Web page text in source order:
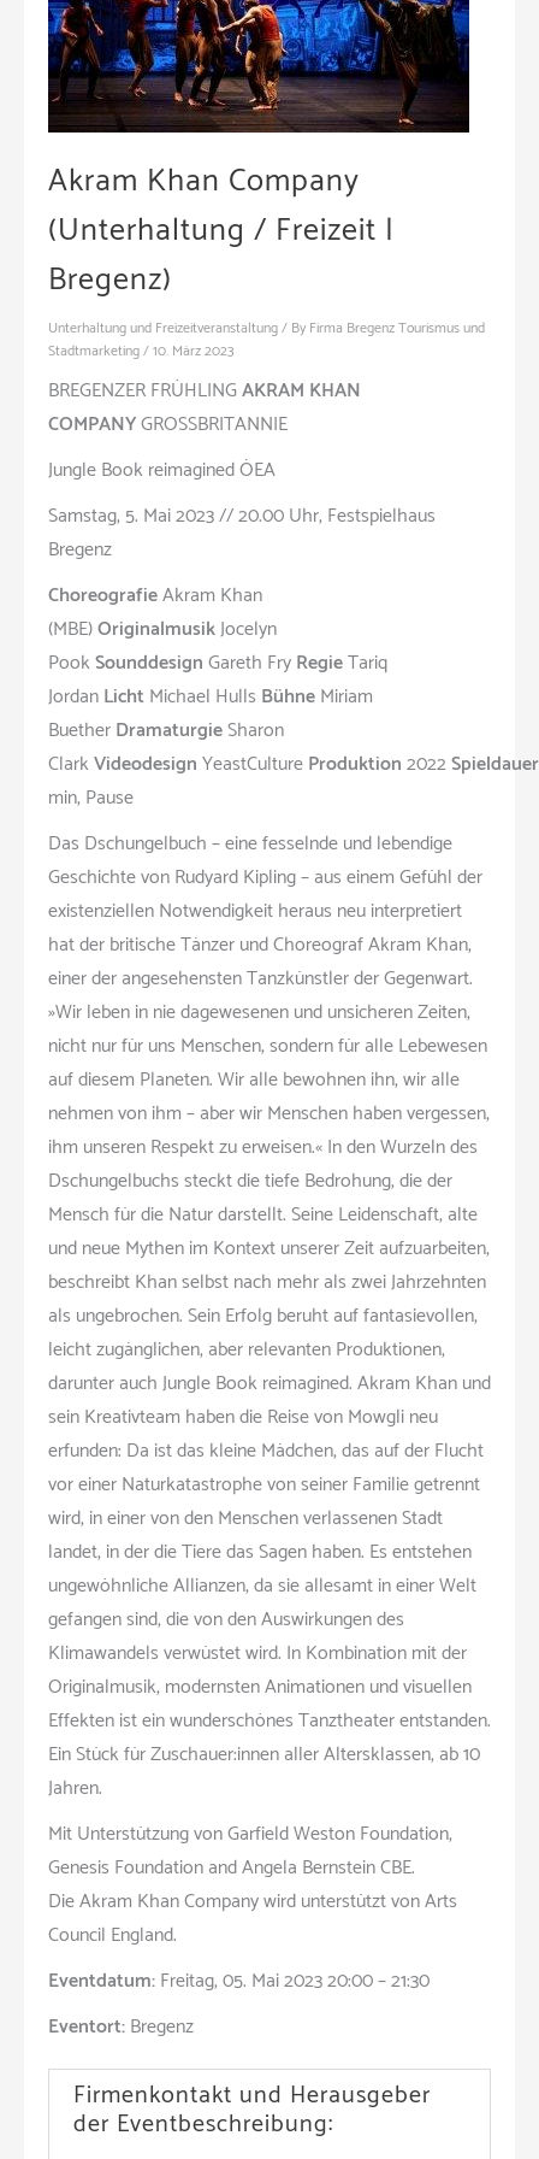
Akram Khan Company
(Unterhaltung / Freizeit |
Bregenz)
Unterhaltung und Freizeitveranstaltung/ By Firma Bregenz Tourismus und
Stadtmarketing/10. März 2023
BREGENZER FRÜHLINGAKRAM KHAN
COMPANYGROSSBRITANNIE
Jungle Book reimaginedÖEA
Samstag, 5. Mai 2023 // 20.00 Uhr, Festspielhaus
Bregenz
ChoreografieAkram Khan
(MBE)OriginalmusikJocelyn
PookSounddesignGareth FryRegieTariq
JordanLichtMichael Hulls BühneMiriam
BuetherDramaturgieSharon
ClarkVideodesignYeastCultureProduktion2022Spieldauer
min, Pause
Das Dschungelbuch – eine fesselnde und lebendige
Geschichte von Rudyard Kipling – aus einem Gefühl der
existenziellen Notwendigkeit heraus neu interpretiert
hat der britische Tänzer und Choreograf Akram Khan,
einer der angesehensten Tanzkünstler der Gegenwart.
»Wir leben in nie dagewesenen und unsicheren Zeiten,
nicht nur für uns Menschen, sondern für alle Lebewesen
auf diesem Planeten. Wir alle bewohnen ihn, wir alle
nehmen von ihm – aber wir Menschen haben vergessen,
ihm unseren Respekt zu erweisen.« In den Wurzeln des
Dschungelbuchs steckt die tiefe Bedrohung, die der
Mensch für die Natur darstellt. Seine Leidenschaft, alte
und neue Mythen im Kontext unserer Zeit aufzuarbeiten,
beschreibt Khan selbst nach mehr als zwei Jahrzehnten
als ungebrochen. Sein Erfolg beruht auf fantasievollen,
leicht zugänglichen, aber relevanten Produktionen,
darunter auchJungle Book reimagined. Akram Khan und
sein Kreativteam haben die Reise von Mowgli neu
erfunden: Da ist das kleine Mädchen, das auf der Flucht
vor einer Naturkatastrophe von seiner Familie getrennt
wird, in einer von den Menschen verlassenen Stadt
landet, in der die Tiere das Sagen haben. Es entstehen
ungewöhnliche Allianzen, da sie allesamt in einer Welt
gefangen sind, die von den Auswirkungen des
Klimawandels verwüstet wird. In Kombination mit der
Originalmusik, modernsten Animationen und visuellen
Effekten ist ein wunderschönes Tanztheater entstanden.
Ein Stück für Zuschauer:innen aller Altersklassen, ab 10
Jahren.
Mit Unterstützung von Garfield Weston Foundation,
Genesis Foundation and Angela Bernstein CBE.
Die Akram Khan Company wird unterstützt von Arts
Council England.
Eventdatum:Freitag, 05. Mai 2023 20:00 – 21:30
Eventort:Bregenz
Firmenkontakt und Herausgeber
der Eventbeschreibung: